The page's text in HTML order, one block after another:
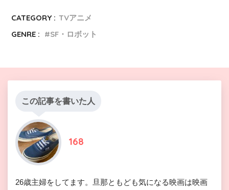
CATEGORY : TVアニメ
GENRE :
SF・ロボット
この記事を書いた人
168
26歳主婦をしてます。旦那ともども気になる映画は映画